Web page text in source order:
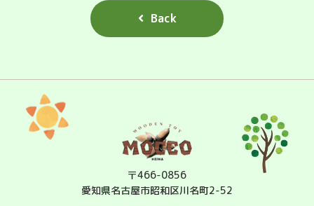
Back
〒466-0856
愛知県名古屋市昭和区川名町2-52